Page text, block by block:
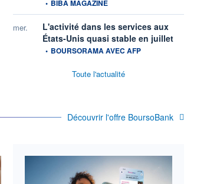
• BIBA MAGAZINE
mer.
L'activité dans les services aux
États-Unis quasi stable en juillet
• BOURSORAMA AVEC AFP
Toute l'actualité
Découvrir l'offre BoursoBank